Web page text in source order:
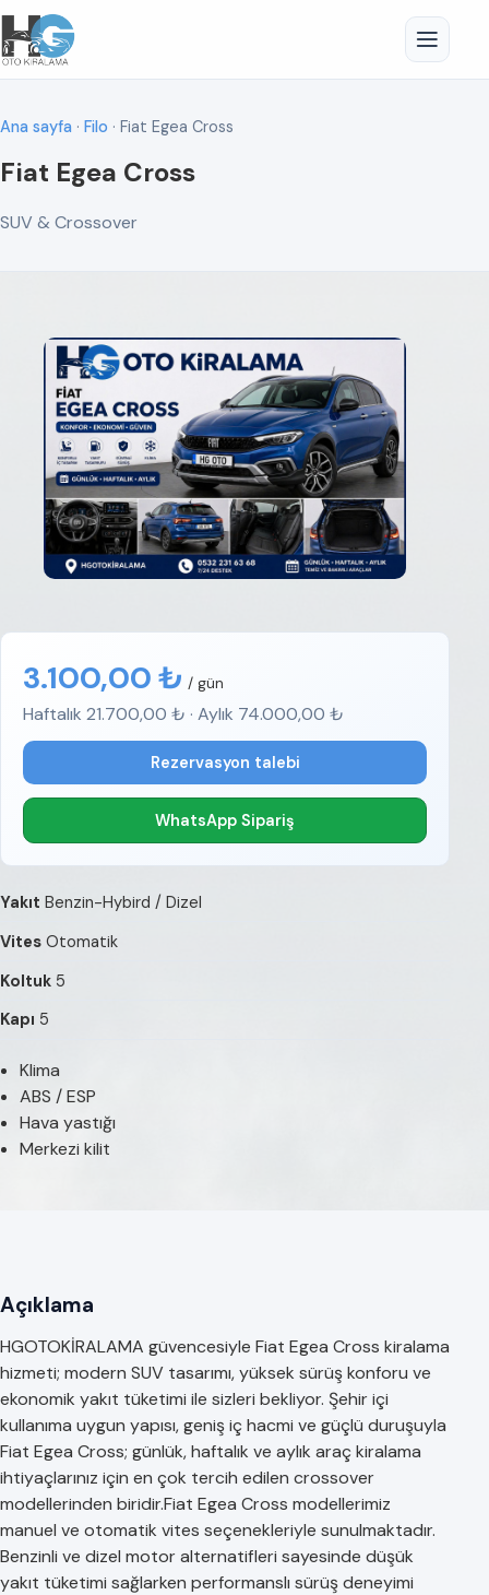
Ana sayfa · Filo · Fiat Egea Cross
Fiat Egea Cross
SUV & Crossover
3.100,00 ₺ / gün
Haftalık 21.700,00 ₺ · Aylık 74.000,00 ₺
Rezervasyon talebi
WhatsApp Sipariş
Yakıt Benzin-Hybird / Dizel
Vites Otomatik
Koltuk 5
Kapı 5
Klima
ABS / ESP
Hava yastığı
Merkezi kilit
Açıklama
HGOTOKİRALAMA güvencesiyle Fiat Egea Cross kiralama
hizmeti; modern SUV tasarımı, yüksek sürüş konforu ve
ekonomik yakıt tüketimi ile sizleri bekliyor. Şehir içi
kullanıma uygun yapısı, geniş iç hacmi ve güçlü duruşuyla
Fiat Egea Cross; günlük, haftalık ve aylık araç kiralama
ihtiyaçlarınız için en çok tercih edilen crossover
modellerinden biridir.Fiat Egea Cross modellerimiz
manuel ve otomatik vites seçenekleriyle sunulmaktadır.
Benzinli ve dizel motor alternatifleri sayesinde düşük
yakıt tüketimi sağlarken performanslı sürüş deneyimi